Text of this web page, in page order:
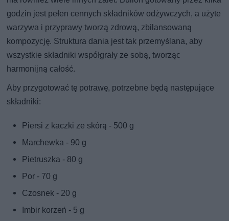
godzin jest pełen cennych składników odżywczych, a użyte
warzywa i przyprawy tworzą zdrową, zbilansowaną
kompozycję. Struktura dania jest tak przemyślana, aby
wszystkie składniki współgrały ze sobą, tworząc
harmonijną całość.
Aby przygotować tę potrawę, potrzebne będą następujące
składniki:
Piersi z kaczki ze skórą - 500 g
Marchewka - 90 g
Pietruszka - 80 g
Por - 70 g
Czosnek - 20 g
Imbir korzeń - 5 g